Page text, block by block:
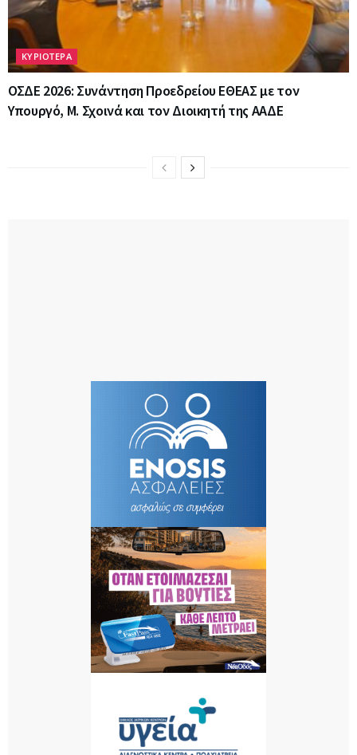
ΚΥΡΙΟΤΕΡΑ
ΟΣΔΕ 2026: Συνάντηση Προεδρείου ΕΘΕΑΣ με τον
Υπουργό, Μ. Σχοινά και τον Διοικητή της ΑΑΔΕ